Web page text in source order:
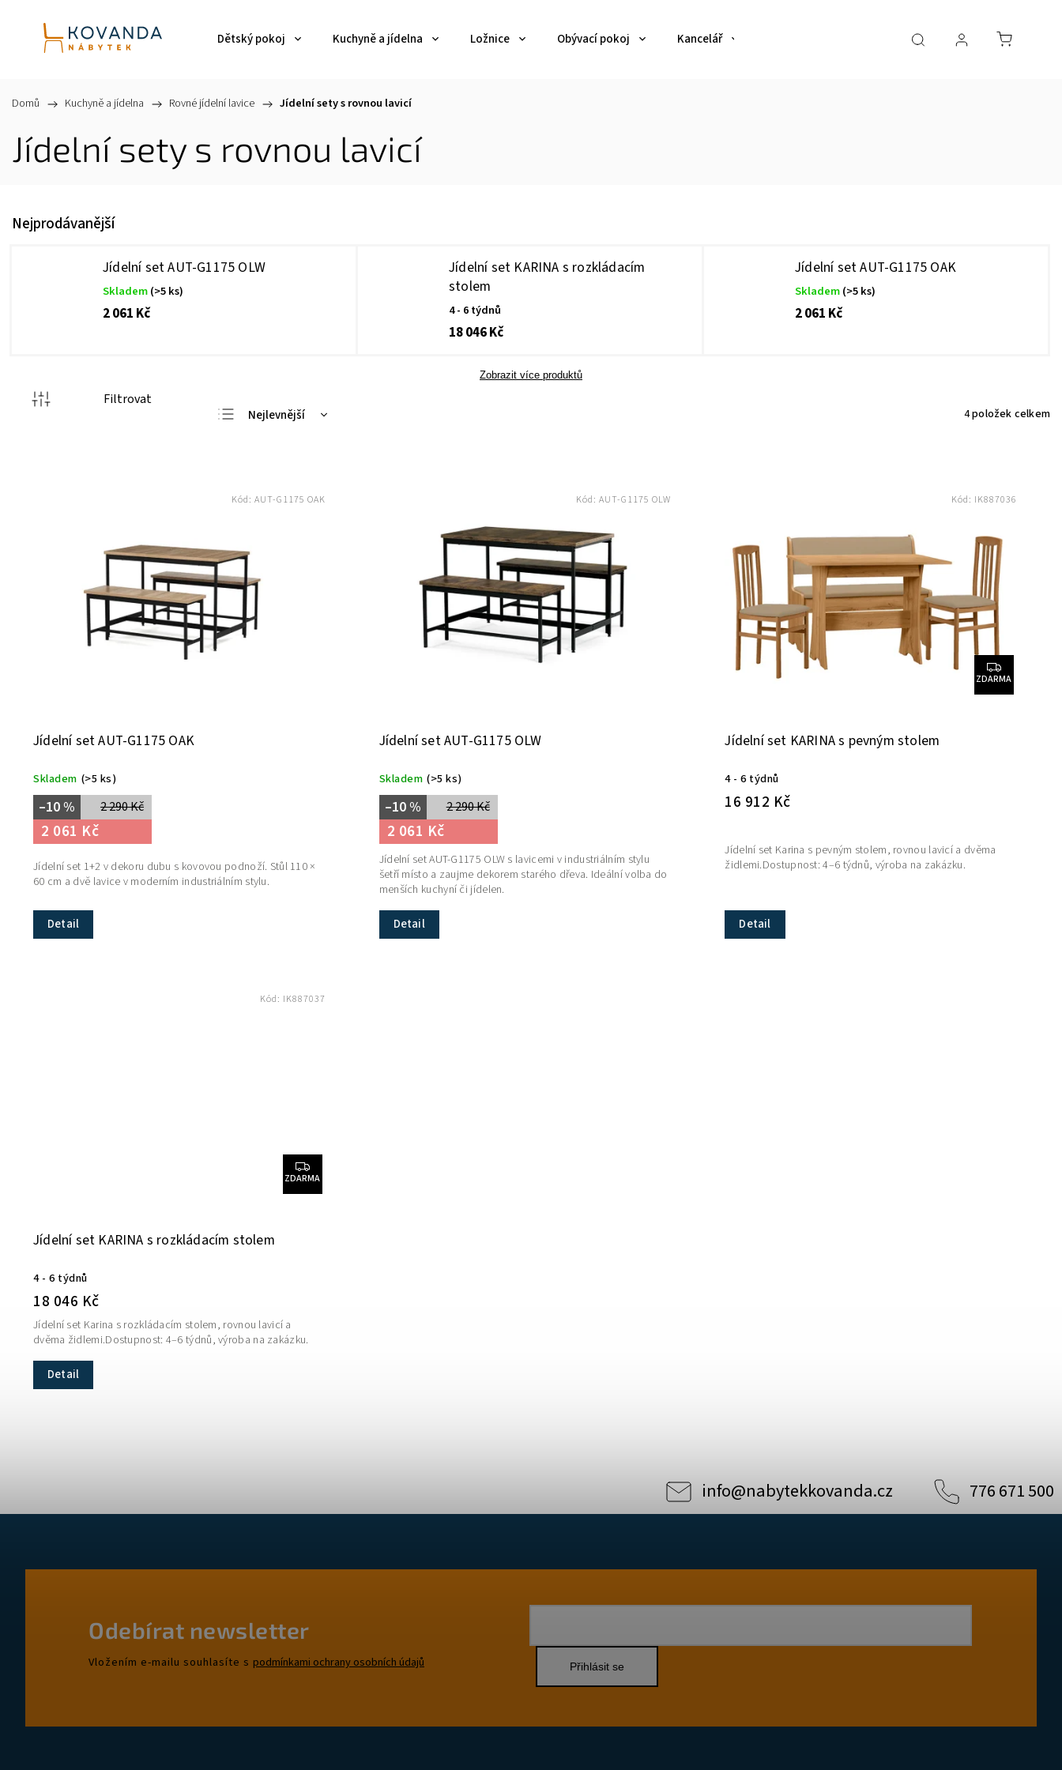
Dětský pokoj Kuchyně a jídelna Ložnice Obývací pokoj Kancelář Předsíň Restaurační
Domů / Kuchyně a jídelna / Rovné jídelní lavice / Jídelní sety s rovnou lavicí
Jídelní sety s rovnou lavicí
Nejprodávanější
Jídelní set AUT-G1175 OLW
Skladem(>5 ks)
2 061 Kč
Jídelní set KARINA s rozkládacím
stolem
4 - 6 týdnů
18 046 Kč
Jídelní set AUT-G1175 OAK
Skladem(>5 ks)
2 061 Kč
Zobrazit více produktů
Nejlevnější
4položek celkem
Jídelní set AUT-G1175 OAK
Skladem (>5 ks)
2 290 Kč
–10 %
2 061 Kč
Detail
Jídelní set 1+2 v dekoru dubu s kovovou podnoží. Stůl 110 ×
60 cm a dvě lavice v moderním industriálním stylu.
Kód: AUT-G1175 OAK
Jídelní set AUT-G1175 OLW
Skladem (>5 ks)
2 290 Kč
–10 %
2 061 Kč
Detail
Jídelní set AUT-G1175 OLW s lavicemi v industriálním stylu
šetří místo a zaujme dekorem starého dřeva. Ideální volba do
menších kuchyní či jídelen.
Kód:AUT-G1175 OLW
ZDARMA
Jídelní set KARINA s pevným stolem
4 - 6 týdnů
16 912 Kč
Detail
Jídelní set Karina s pevným stolem, rovnou lavicí a dvěma
židlemi.Dostupnost: 4–6 týdnů, výroba na zakázku.
Kód: IK887036
ZDARMA
Jídelní set KARINA s rozkládacím stolem
4 - 6 týdnů
18 046 Kč
Detail
Jídelní set Karina s rozkládacím stolem, rovnou lavicí a
dvěma židlemi.Dostupnost: 4–6 týdnů, výroba na zakázku.
Kód: IK887037
info@nabytekkovanda.cz 776 671 500
Odebírat newsletter
Vložením e-mailu souhlasíte s podmínkami ochrany osobních údajů Přihlásit se